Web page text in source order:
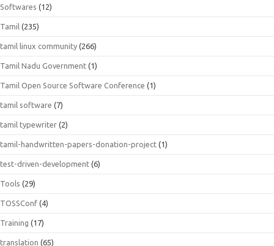
Softwares (12)
Tamil (235)
tamil linux community (266)
Tamil Nadu Government (1)
Tamil Open Source Software Conference (1)
tamil software (7)
tamil typewriter (2)
tamil-handwritten-papers-donation-project (1)
test-driven-development (6)
Tools (29)
TOSSConf (4)
Training (17)
translation (65)